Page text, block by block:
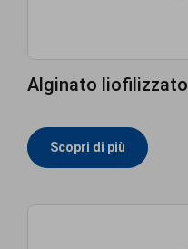
Alginato liofilizzato
Scopri di più